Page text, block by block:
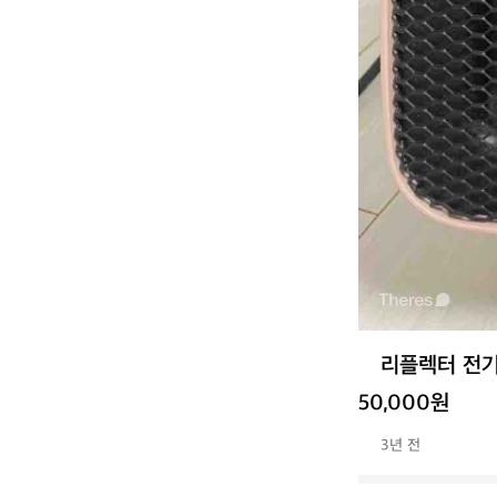
리플렉터 전
50,000원
3년 전